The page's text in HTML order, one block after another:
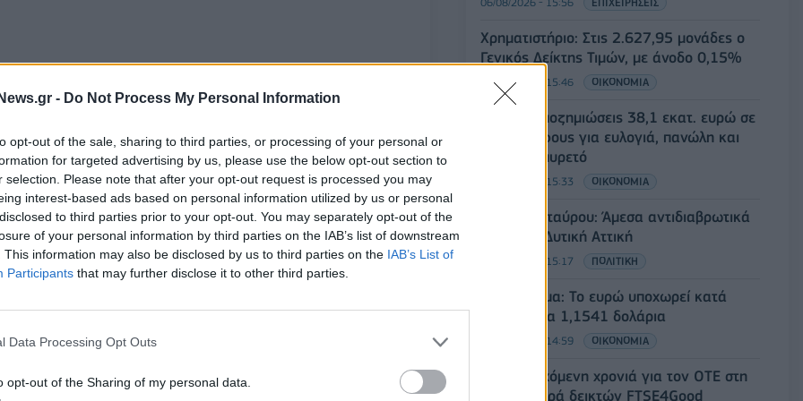
- Do Not Process My Personal Information
opt-out of the sale, sharing to third parties, or processing of your personal or
for targeted advertising by us, please use the below opt-out section to
selection. Please note that after your opt-out request is processed you may
interest-based ads based on personal information utilized by us or personal
to third parties prior to your opt-out. You may separately opt-out of the
of your personal information by third parties on the IAB’s list of downstream
This information may also be disclosed by us to third parties on the IAB’s List of
Participants that may further disclose it to other third parties.
Data Processing Opt Outs
opt-out of the Sharing of my personal data.
της τράπεζα αίματος, αποσκοπώντας στην άμεση
το προσωπικό και τις οικογένειές τους σε
– EURIMAC για την υγεία και την ευημερία
ευθύνη και τη συνεχή της προσπάθεια για
, επισήμανε:«Η δημιουργία αυτής της τράπεζας
Χρηματιστήριο: Στις 2.627,95 μονάδες ο
Γενικός Δείκτης Τιμών, με άνοδο 0,15%
06/08/2026 - 15:46 ΟΙΚΟΝΟΜΙΑ
ΥΠΑΑΤ: Αποζημιώσεις 38,1 εκατ. ευρώ σε
κτηνοτρόφους για ευλογιά, πανώλη και
αφθώδη πυρετό
06/08/2026 - 15:33 ΟΙΚΟΝΟΜΙΑ
Στ. Παπασταύρου: Άμεσα αντιδιαβρωτικά
έργα στη Δυτική Αττική
06/08/2026 - 15:17 ΠΟΛΙΤΙΚΗ
Συνάλλαγμα: Το ευρώ υποχωρεί κατά
0,11%, στα 1,1541 δολάρια
06/08/2026 - 14:59 ΟΙΚΟΝΟΜΙΑ
18η συνεχόμενη χρονιά για τον ΟΤΕ στη
διεθνή σειρά δεικτών FTSE4Good